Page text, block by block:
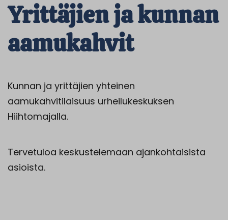
Yrittäjien ja kunnan
aamukahvit
Kunnan ja yrittäjien yhteinen
aamukahvitilaisuus urheilukeskuksen
Hiihtomajalla.
Tervetuloa keskustelemaan ajankohtaisista
asioista.